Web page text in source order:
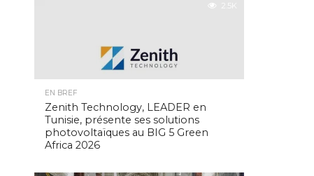
2.5K
EN BREF
Zenith Technology, LEADER en
Tunisie, présente ses solutions
photovoltaïques au BIG 5 Green
Africa 2026